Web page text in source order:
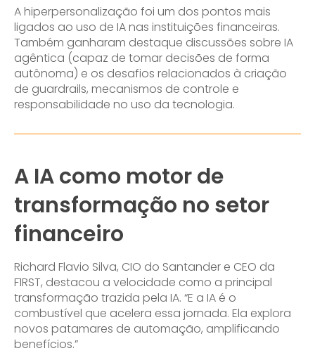
A hiperpersonalização foi um dos pontos mais
ligados ao uso de IA nas instituições financeiras.
Também ganharam destaque discussões sobre IA
agêntica (capaz de tomar decisões de forma
autônoma) e os desafios relacionados à criação
de guardrails, mecanismos de controle e
responsabilidade no uso da tecnologia.
A IA como motor de
transformação no setor
financeiro
Richard Flavio Silva, CIO do Santander e CEO da
F1RST, destacou a velocidade como a principal
transformação trazida pela IA. “E a IA é o
combustível que acelera essa jornada. Ela explora
novos patamares de automação, amplificando
benefícios.”